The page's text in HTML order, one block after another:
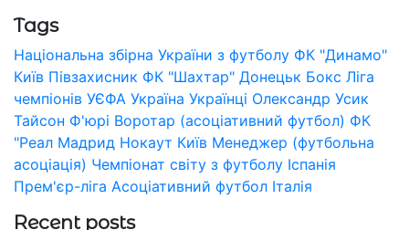
Tags
Національна збірна України з футболу ФК "Динамо"
Київ Півзахисник ФК "Шахтар" Донецьк Бокс Ліга
чемпіонів УЄФА Україна Українці Олександр Усик
Тайсон Ф'юрі Воротар (асоціативний футбол) ФК
"Реал Мадрид Нокаут Київ Менеджер (футбольна
асоціація) Чемпіонат світу з футболу Іспанія
Прем'єр-ліга Асоціативний футбол Італія
Recent posts